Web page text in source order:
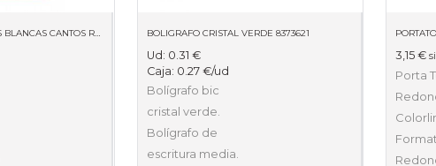
BLISTER10H ETIQUETAS BLANCAS CANTOS ROMOS 8 X 20MM 01633 BOLIGRAFO CRISTAL VERDE 8373621
Ud: 0.31 €
Caja: 0.27 €/ud
Bolígrafo bic
cristal verde.
Bolígrafo de
escritura media.
3,15 €
Porta